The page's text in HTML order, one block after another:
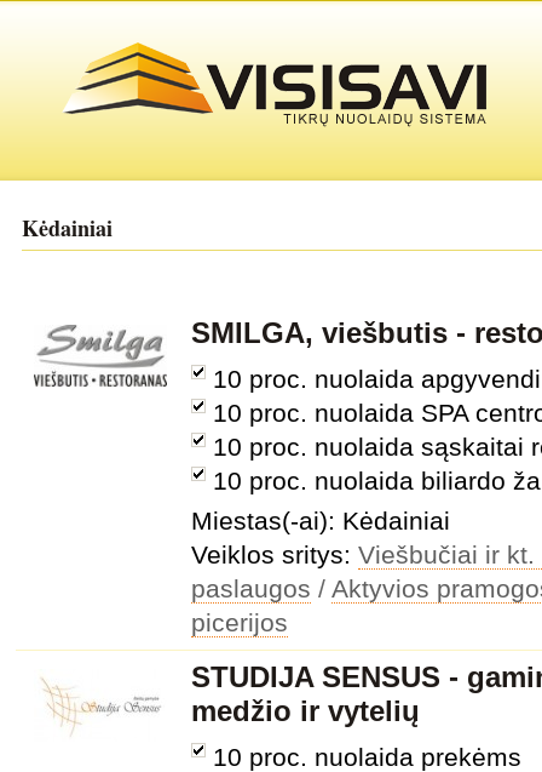
Kėdainiai
SMILGA, viešbutis -
10 proc. nuolaida
10 proc. nuolaida SPA
10 proc. nuolaida sąskaitai
10 proc. nuolaida biliardo
Miestas(-ai): Kėdainiai
Veiklos sritys: Viešbučiai ir
paslaugos / Aktyvios
picerijos
STUDIJA SENSUS -
medžio ir vytelių
10 proc. nuolaida prekėms